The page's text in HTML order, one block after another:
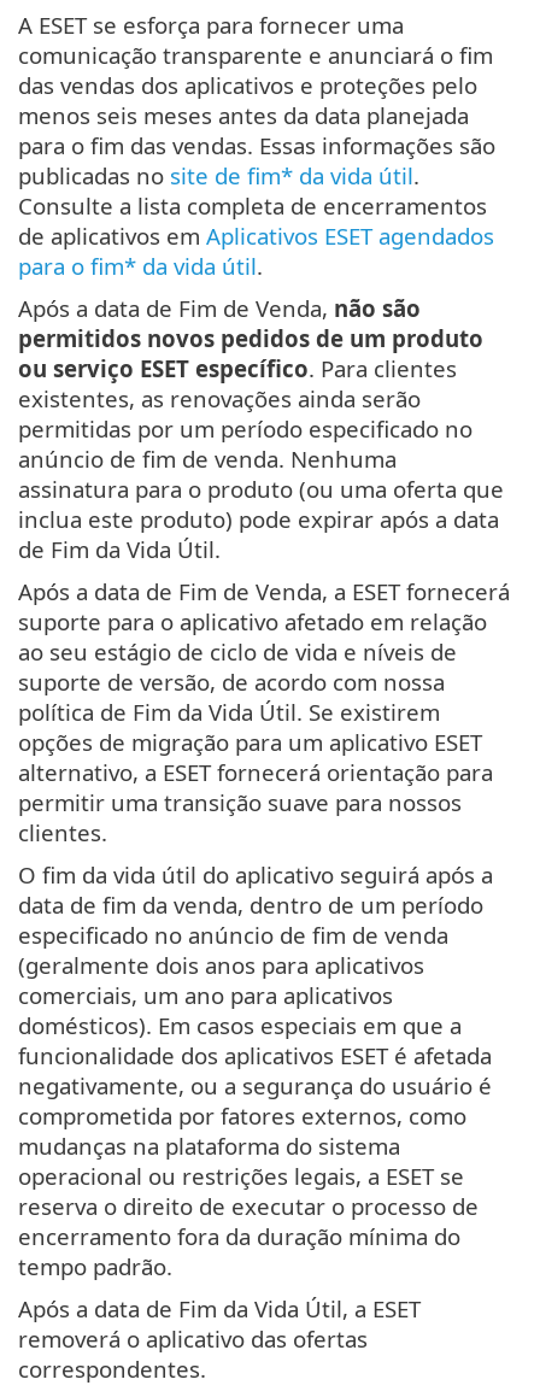
A ESET se esforça para fornecer uma
comunicação transparente e anunciará o fim
das vendas dos aplicativos e proteções pelo
menos seis meses antes da data planejada
para o fim das vendas. Essas informações são
publicadas no site de fim* da vida útil.
Consulte a lista completa de encerramentos
de aplicativos em Aplicativos ESET agendados
para o fim* da vida útil.
Após a data de Fim de Venda, não são
permitidos novos pedidos de um produto
ou serviço ESET específico. Para clientes
existentes, as renovações ainda serão
permitidas por um período especificado no
anúncio de fim de venda. Nenhuma
assinatura para o produto (ou uma oferta que
inclua este produto) pode expirar após a data
de Fim da Vida Útil.
Após a data de Fim de Venda, a ESET fornecerá
suporte para o aplicativo afetado em relação
ao seu estágio de ciclo de vida e níveis de
suporte de versão, de acordo com nossa
política de Fim da Vida Útil. Se existirem
opções de migração para um aplicativo ESET
alternativo, a ESET fornecerá orientação para
permitir uma transição suave para nossos
clientes.
O fim da vida útil do aplicativo seguirá após a
data de fim da venda, dentro de um período
especificado no anúncio de fim de venda
(geralmente dois anos para aplicativos
comerciais, um ano para aplicativos
domésticos). Em casos especiais em que a
funcionalidade dos aplicativos ESET é afetada
negativamente, ou a segurança do usuário é
comprometida por fatores externos, como
mudanças na plataforma do sistema
operacional ou restrições legais, a ESET se
reserva o direito de executar o processo de
encerramento fora da duração mínima do
tempo padrão.
Após a data de Fim da Vida Útil, a ESET
removerá o aplicativo das ofertas
correspondentes.